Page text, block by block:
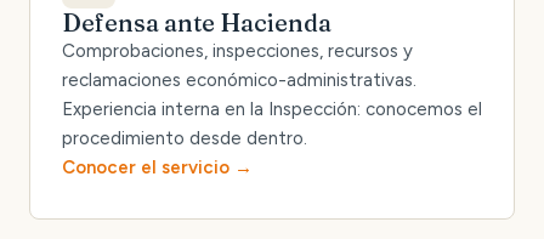
Defensa ante Hacienda
Comprobaciones, inspecciones, recursos y
reclamaciones económico-administrativas.
Experiencia interna en la Inspección: conocemos el
procedimiento desde dentro.
Conocer el servicio